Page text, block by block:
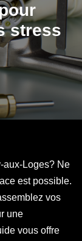
stress
aux-Loges? Ne
est possible.
vos
une
vous offre